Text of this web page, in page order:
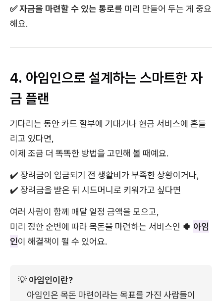
✅자금을 마련할 수 있는 통로를 미리 만들어 두는 게 중요
해요.
4. 아임인으로 설계하는 스마트한 자
금 플랜
기다리는 동안 카드 할부에 기대거나 현금 서비스에 흔들
리고 있다면,
이제 조금 더 똑똑한 방법을 고민해 볼 때예요.
✔️ 장려금이 입금되기 전 생활비가 부족한 상황이거나,
✔️ 장려금을 받은 뒤 시드머니로 키워가고 싶다면
여러 사람이 함께 매달 일정 금액을 모으고,
미리 정한 순번에 따라 목돈을 마련하는 서비스인 🍀 아임
인이 해결책이 될 수 있어요.
💡 아임인이란?
아임인은 목돈 마련이라는 목표를 가진 사람들이